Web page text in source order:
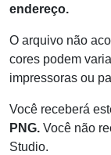
endereço.
O arquivo não
cores podem
impressoras ou
Você receberá
PNG. Você não
Studio.